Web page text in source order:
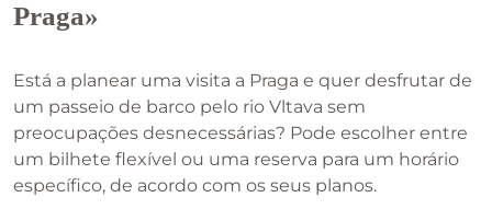
Praga»
Está a planear uma visita a Praga e quer desfrutar de
um passeio de barco pelo rio Vltava sem
preocupações desnecessárias? Pode escolher entre
um bilhete flexível ou uma reserva para um horário
específico, de acordo com os seus planos.